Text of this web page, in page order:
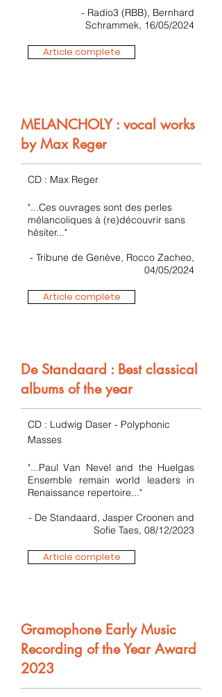
- Radio3 (RBB), Bernhard
Schrammek, 16/05/2024
Article complete
MELANCHOLY : vocal works
by Max Reger
CD : Max Reger
"...Ces ouvrages sont des perles
mélancoliques à (re)découvrir sans
hésiter..."
- Tribune de Genève, Rocco Zacheo,
04/05/2024
Article complete
De Standaard : Best classical
albums of the year
CD : Ludwig Daser - Polyphonic
Masses
"...Paul Van Nevel and the Huelgas
Ensemble remain world leaders in
Renaissance repertoire..."
- De Standaard, Jasper Croonen and
Sofie Taes, 08/12/2023
Article complete
Gramophone Early Music
Recording of the Year Award
2023